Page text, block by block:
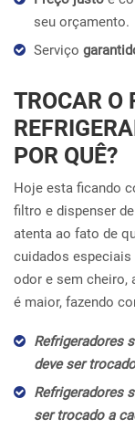
seu orçamento.
Serviço
TROCAR O
POR QUÊ?
Hoje esta ficando
filtro e dispenser
atenta ao fato de
cuidados especiais
odor e sem cheiro,
é maior, fazendo
Refrigeradores
deve ser
Refrigeradores
ser trocado a